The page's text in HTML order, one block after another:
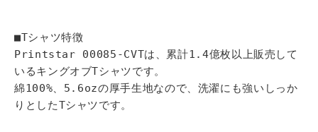
■Tシャツ特徴
Printstar 00085-CVTは、累計1.4億枚以上販売して
いるキングオブTシャツです。
綿100%、5.6ozの厚手生地なので、洗濯にも強いしっか
りとしたTシャツです。